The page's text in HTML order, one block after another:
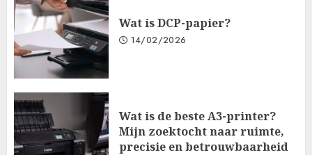
Wat is DCP-papier?
14/02/2026
Wat is de beste A3-printer?
Mijn zoektocht naar ruimte,
precisie en betrouwbaarheid